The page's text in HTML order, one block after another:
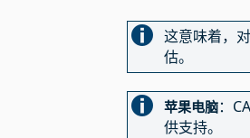
这意味着，
估。
苹果电脑：
供支持。